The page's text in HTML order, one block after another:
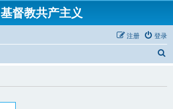
基督教共产主义
登录
注册